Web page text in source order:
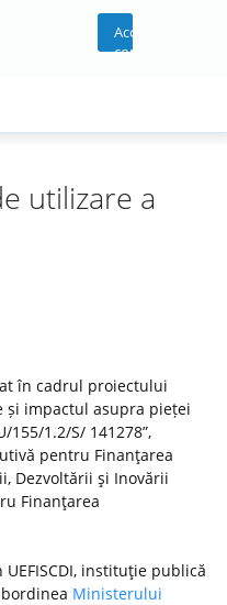
Acces
cont
utilizare a
în cadrul proiectului
și impactul asupra pieței
155/1.2/S/ 141278”,
pentru Finanţarea
Dezvoltării şi Inovării
Finanţarea
instituţie publică
Ministerului